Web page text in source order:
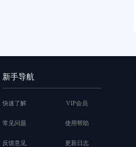
新手导航
快速了解 VIP会员
常见问题 使用帮助
反馈意见 更新日志